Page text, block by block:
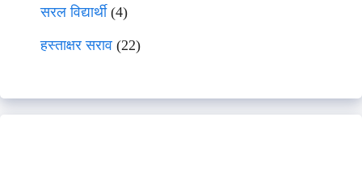
सरल विद्यार्थी(4)
हस्ताक्षर सराव (22)